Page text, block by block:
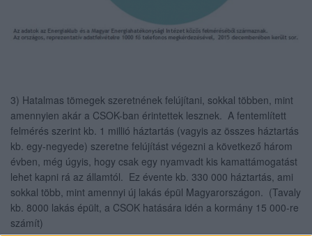
3) Hatalmas tömegek szeretnének felújítani, sokkal többen, mint
amennyien akár a CSOK-ban érintettek lesznek. A fentemlített
felmérés szerint kb. 1 millió háztartás (vagyis az összes háztartás
kb. egy-negyede) szeretne felújítást végezni a következő három
évben, még úgyis, hogy csak egy nyamvadt kis kamattámogatást
lehet kapni rá az államtól. Ez évente kb. 330 000 háztartás, ami
sokkal több, mint amennyi új lakás épül Magyarországon. (Tavaly
kb. 8000 lakás épült, a CSOK hatására idén a kormány 15 000-re
számít)